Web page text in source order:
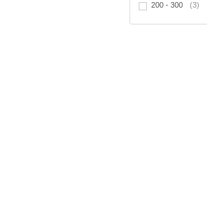
200 - 300 (3)